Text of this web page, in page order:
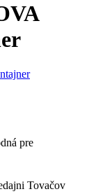
pre
Tovačov